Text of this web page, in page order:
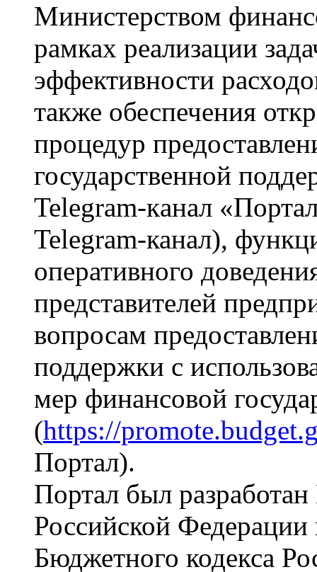
Министерством
рамках реализации
эффективности
также обеспечения
процедур
государственной
Telegram-кaнaл
Telegram-канал),
оперативного
представителей
вопросам
поддержки с
мер финансовой
(https://
Портал).
Портал был
Российской Федерации
Бюджетного кодекса